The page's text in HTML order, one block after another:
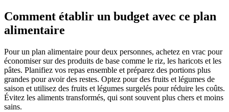
Comment établir un budget avec ce plan
alimentaire
Pour un plan alimentaire pour deux personnes, achetez en vrac pour
économiser sur des produits de base comme le riz, les haricots et les
pâtes. Planifiez vos repas ensemble et préparez des portions plus
grandes pour avoir des restes. Optez pour des fruits et légumes de
saison et utilisez des fruits et légumes surgelés pour réduire les coûts.
Évitez les aliments transformés, qui sont souvent plus chers et moins
sains.